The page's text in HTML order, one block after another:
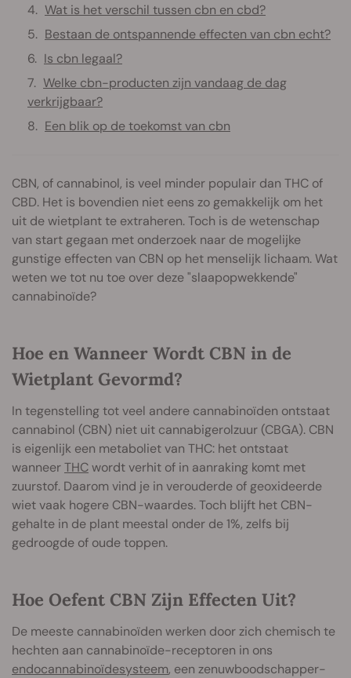
Wat is het verschil tussen cbn en cbd?
Bestaan de ontspannende effecten van cbn echt?
Is cbn legaal?
Welke cbn-producten zijn vandaag de dag
verkrijgbaar?
Een blik op de toekomst van cbn
CBN, of cannabinol, is veel minder populair dan THC of
CBD. Het is bovendien niet eens zo gemakkelijk om het
uit de wietplant te extraheren. Toch is de wetenschap
van start gegaan met onderzoek naar de mogelijke
gunstige effecten van CBN op het menselijk lichaam. Wat
weten we tot nu toe over deze "slaapopwekkende"
cannabinoïde?
Hoe en Wanneer Wordt CBN in de
Wietplant Gevormd?
In tegenstelling tot veel andere cannabinoïden ontstaat
cannabinol (CBN) niet uit cannabigerolzuur (CBGA). CBN
is eigenlijk een metaboliet van THC: het ontstaat
wanneerTHCwordt verhit of in aanraking komt met
zuurstof. Daarom vind je in verouderde of geoxideerde
wiet vaak hogere CBN-waardes. Toch blijft het CBN-
gehalte in de plant meestal onder de 1%, zelfs bij
gedroogde of oude toppen.
Hoe Oefent CBN Zijn Effecten Uit?
De meeste cannabinoïden werken door zich chemisch te
hechten aan cannabinoïde-receptoren in ons
endocannabinoïdesysteem, een zenuwboodschapper-